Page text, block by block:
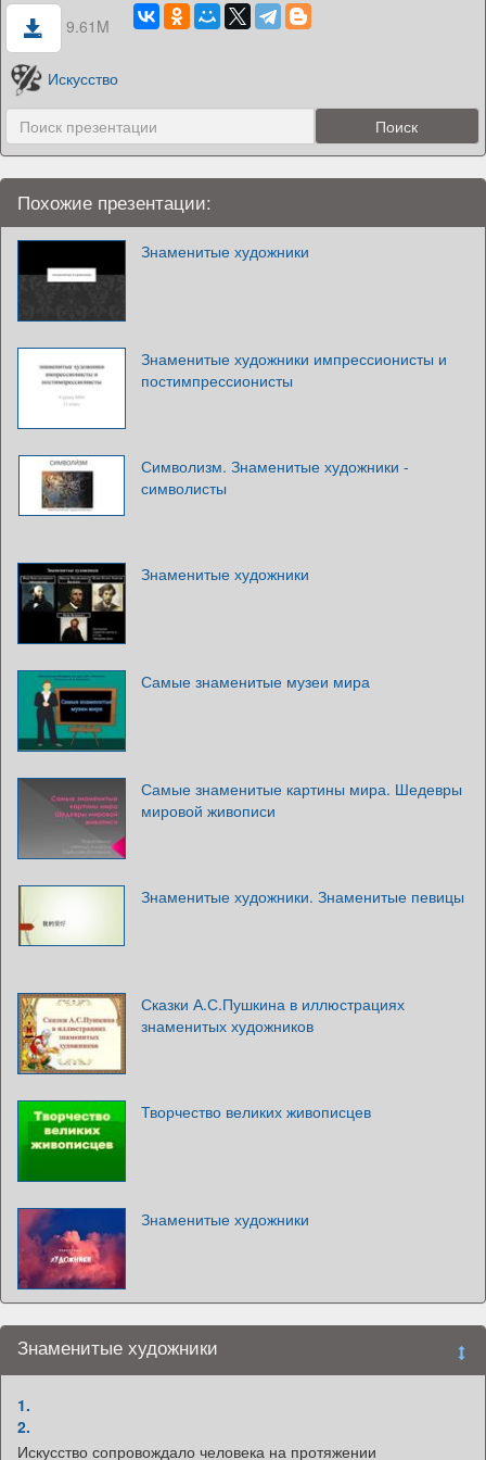
9.61M
Искусство
Похожие презентации:
Знаменитые художники
Знаменитые художники импрессионисты и
постимпрессионисты
Символизм. Знаменитые художники -
символисты
Знаменитые художники
Самые знаменитые музеи мира
Самые знаменитые картины мира. Шедевры
мировой живописи
Знаменитые художники. Знаменитые певицы
Сказки А.С.Пушкина в иллюстрациях
знаменитых художников
Творчество великих живописцев
Знаменитые художники
Знаменитые художники
1.
2.
Искусство сопровождало человека на протяжении